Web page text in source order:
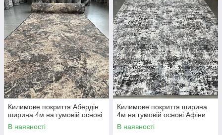
Килимове покриття Абердін
ширина 4м на гумовій основі
В наявності
Килимове покриття ширина
4м на гумовій основі Афіни
В наявності